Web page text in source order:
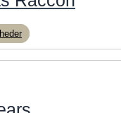
Mulighederne
vælges
på
Dette
vare